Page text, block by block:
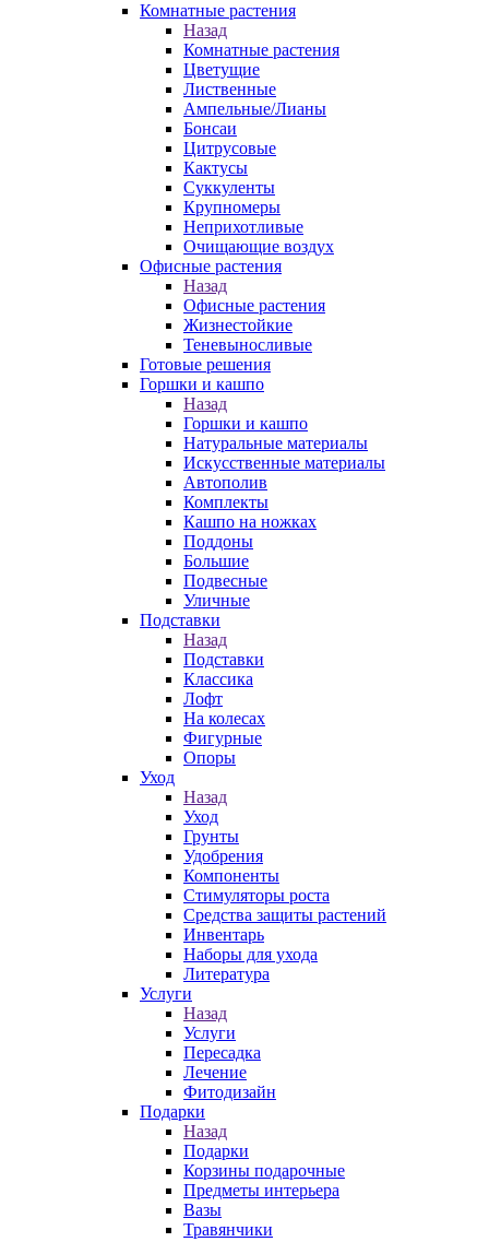
Комнатные растения
Назад
Комнатные растения
Цветущие
Лиственные
Ампельные/Лианы
Бонсаи
Цитрусовые
Кактусы
Суккуленты
Крупномеры
Неприхотливые
Очищающие воздух
Офисные растения
Назад
Офисные растения
Жизнестойкие
Теневыносливые
Готовые решения
Горшки и кашпо
Назад
Горшки и кашпо
Натуральные материалы
Искусственные материалы
Автополив
Комплекты
Кашпо на ножках
Поддоны
Большие
Подвесные
Уличные
Подставки
Назад
Подставки
Классика
Лофт
На колесах
Фигурные
Опоры
Уход
Назад
Уход
Грунты
Удобрения
Компоненты
Стимуляторы роста
Средства защиты растений
Инвентарь
Наборы для ухода
Литература
Услуги
Назад
Услуги
Пересадка
Лечение
Фитодизайн
Подарки
Назад
Подарки
Корзины подарочные
Предметы интерьера
Вазы
Травянчики